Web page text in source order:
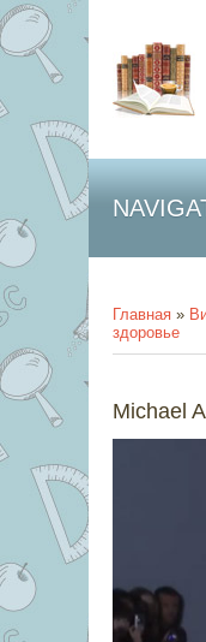
Главная »
здоровье
Michael